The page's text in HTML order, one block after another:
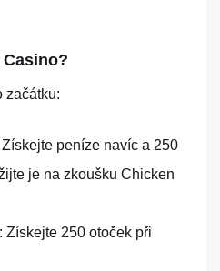
začátku:
Získejte peníze navíc a 250
je na zkoušku Chicken
: Získejte 250 otoček při